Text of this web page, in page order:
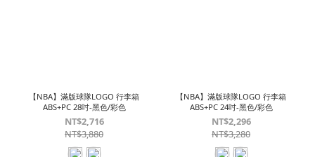
【NBA】滿版球隊LOGO 行李箱
ABS+PC 28吋-黑色/彩色
NT$2,716
NT$3,880
【NBA】滿版球隊LOGO 行李箱
ABS+PC 24吋-黑色/彩色
NT$2,296
NT$3,280